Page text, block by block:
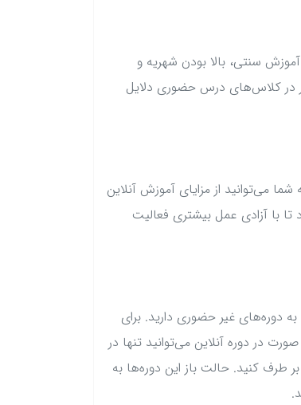
سنتی، بالا بودن شهریه و
در کلاس‌های درس حضوری دلایل
می‌توانید از مزایای آموزش آنلاین
با آزادی عمل بیشتری فعالیت
دوره‌های غیر حضوری دارید. برای
در این صورت در دوره آنلاین می‌توانید تنها در
کنید. حالت باز این دوره‌ها به